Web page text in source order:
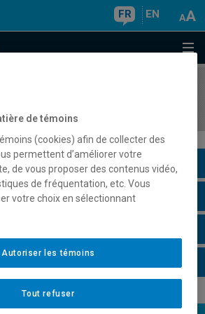
FR EN
de témoins
(cookies) afin de collecter des
permettent d’améliorer votre
de vous proposer des contenus vidéo,
de fréquentation, etc. Vous
votre choix en sélectionnant
Tout refuser
Autoriser les témoins